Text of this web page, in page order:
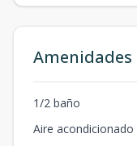
Amenidades
1/2 baño
Aire acondicionado